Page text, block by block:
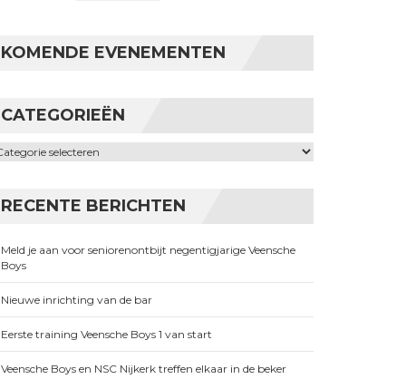
KOMENDE EVENEMENTEN
CATEGORIEËN
RECENTE BERICHTEN
Meld je aan voor seniorenontbijt negentigjarige Veensche
Boys
Nieuwe inrichting van de bar
Eerste training Veensche Boys 1 van start
Veensche Boys en NSC Nijkerk treffen elkaar in de beker